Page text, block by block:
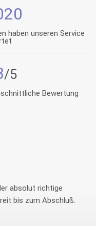
haben unseren Service
Bewertung
Freundliche